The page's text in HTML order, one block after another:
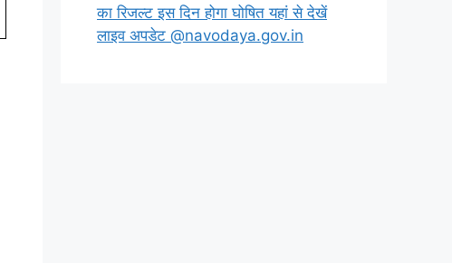
का रिजल्ट इस दिन होगा घोषित यहां से देखें
लाइव अपडेट @navodaya.gov.in